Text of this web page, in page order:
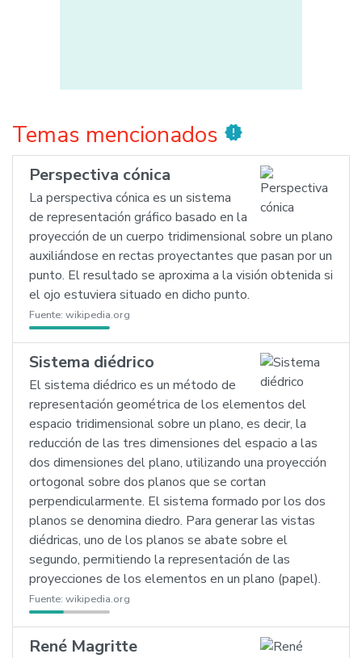
Temas mencionados new_releases
Perspectiva cónica
La perspectiva cónica es un sistema
de representación gráfico basado en la
proyección de un cuerpo tridimensional sobre un plano
auxiliándose en rectas proyectantes que pasan por un
punto. El resultado se aproxima a la visión obtenida si
el ojo estuviera situado en dicho punto.
Fuente: wikipedia.org
Sistema diédrico
El sistema diédrico es un método de
representación geométrica de los elementos del
espacio tridimensional sobre un plano, es decir, la
reducción de las tres dimensiones del espacio a las
dos dimensiones del plano, utilizando una proyección
ortogonal sobre dos planos que se cortan
perpendicularmente. El sistema formado por los dos
planos se denomina diedro. Para generar las vistas
diédricas, uno de los planos se abate sobre el
segundo, permitiendo la representación de las
proyecciones de los elementos en un plano (papel).
Fuente: wikipedia.org
René Magritte